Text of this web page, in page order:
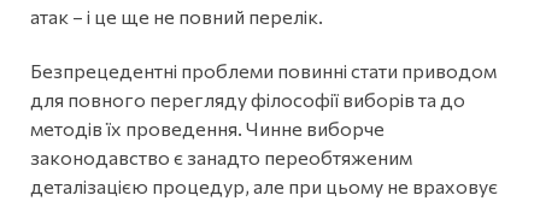
атак – і це ще не повний перелік.
Безпрецедентні проблеми повинні стати приводом
для повного перегляду філософії виборів та до
методів їх проведення. Чинне виборче
законодавство є занадто переобтяженим
деталізацією процедур, але при цьому не враховує